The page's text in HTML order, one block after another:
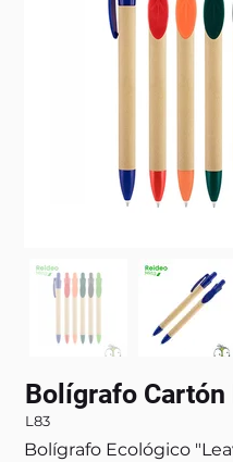
Bolígrafo Cartón
L83
Bolígrafo Ecológico